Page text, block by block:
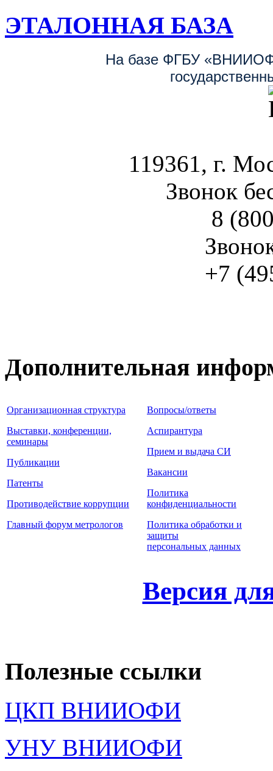
ЭТАЛОННАЯ БАЗА
На базе ФГБУ
119361, г.
Звонок
8
+7
Дополнительная
Организационная структура
Выставки, конференции,
семинары
Публикации
Патенты
Противодействие коррупции
Главный форум метрологов
Вопросы/ответы
Аспирантура
Прием и выдача СИ
Вакансии
Политика
конфиденциальности
Политика обработки и
защиты
персональных данных
Версия
Полезные ссылки
ЦКП ВНИИОФИ
УНУ ВНИИОФИ